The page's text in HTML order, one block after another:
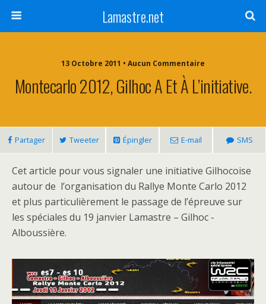
Lamastre.net
13 Octobre 2011 • Aucun Commentaire
Montecarlo 2012, Gilhoc A Et À L’initiative.
Partager Tweeter Épingler E-mail SMS
Cet article pour vous signaler une initiative Gilhocoise
autour de l’organisation du Rallye Monte Carlo 2012
et plus particulièrement le passage de l’épreuve sur
les spéciales du 19 janvier Lamastre – Gilhoc -
Alboussière.